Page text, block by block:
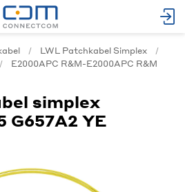
LWL Patchkabel Simplex
E2000APC R&M-E2000APC R&M
simplex
G657A2 YE